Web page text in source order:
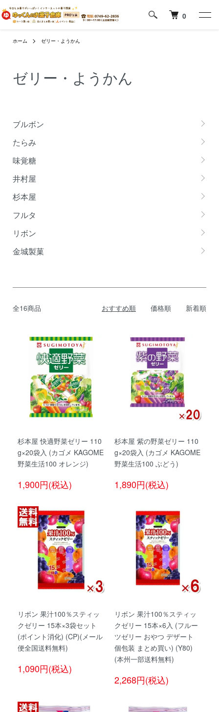
0
ホーム ゼリー・ようかん
ゼリー・ようかん
ブルボン
たらみ
味覚糖
井村屋
杉本屋
フルタ
リボン
金城製菓
全16商品 おすすめ順 価格順 新着順
杉本屋 快適野菜ゼリー 110
g×20袋入 (カゴメ KAGOME
野菜生活100 オレンジ)
1,900円(税込)
杉本屋 紫の野菜ゼリー 110
g×20袋入 (カゴメ KAGOME
野菜生活100 ぶどう)
1,890円(税込)
リボン 果汁100％スティッ
クゼリー 15本×3袋セット
(ポイント消化) (CP)(メール
便全国送料無料)
1,090円(税込)
リボン 果汁100％スティッ
クゼリー 15本×6入 (フルー
ツゼリー おやつ デザート
個包装 まとめ買い) (Y80)
(本州一部送料無料)
2,268円(税込)